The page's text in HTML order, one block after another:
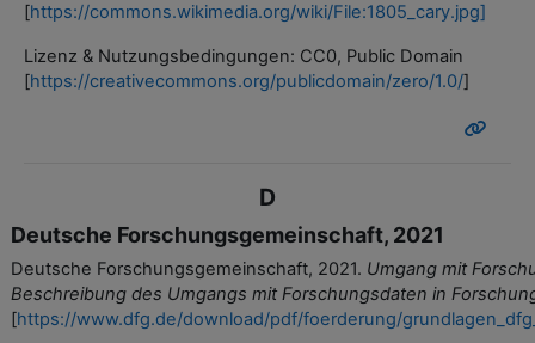
[https://commons.wikimedia.org/wiki/File:1805_cary.jpg]
Lizenz & Nutzungsbedingungen: CC0, Public Domain
[https://creativecommons.org/publicdomain/zero/1.0/]
D
Deutsche Forschungsgemeinschaft, 2021
Deutsche Forschungsgemeinschaft, 2021. Umgang mit
Beschreibung des Umgangs mit Forschungsdaten in
[https://www.dfg.de/download/pdf/foerderung/